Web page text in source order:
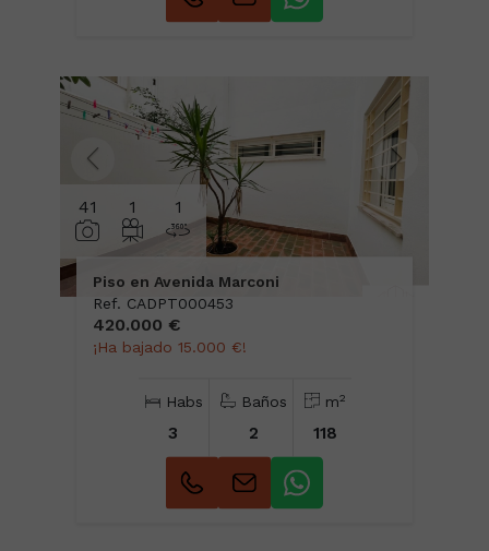
41 1 1
Piso en Avenida Marconi
Ref. CADPT000453
420.000 €
¡Ha bajado 15.000 €!
Habs
3
Baños
2
m2
118